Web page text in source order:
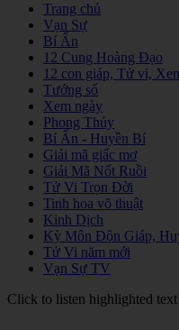
Trang chủ
Vạn Sự
Bí Ẩn
12 Cung Hoàng Đạo
12 con giáp, Tử vi,
Tướng số
Xem ngày
Phong Thủy
Bí Ẩn - Huyền Bí
Giải mã giấc mơ
Giải Mã Nốt Ruồi
Tử Vi Trọn Đời
Tinh hoa võ thuật
Kinh Dịch
Kỳ Môn Độn Giáp,
Tử Vi năm mới
Vạn Sự TV
Click to listen highlighted